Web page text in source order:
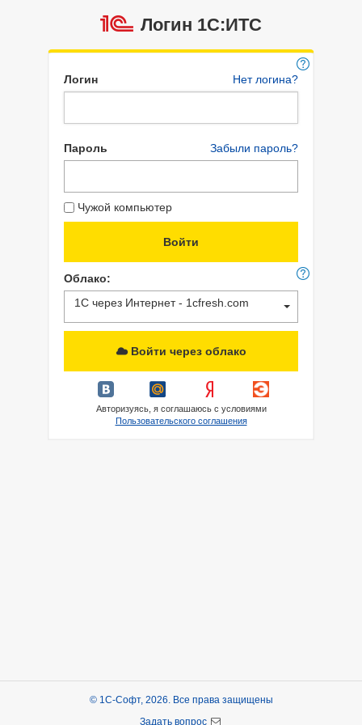
Логин 1C:ИТС
Логин Нет логина?
Пароль Забыли пароль?
Чужой компьютер
Облако:
1С через Интернет - 1cfresh.com
Войти через облако
Авторизуясь, я соглашаюсь с условиями
Пользовательского соглашения
© 1С-Софт, 2026. Все права защищены
Задать вопрос